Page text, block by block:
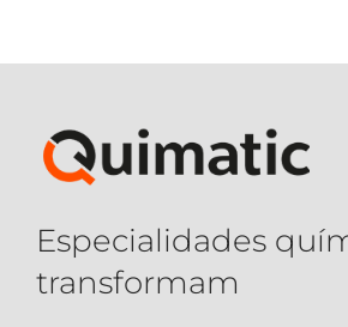
Especialidades
transformam